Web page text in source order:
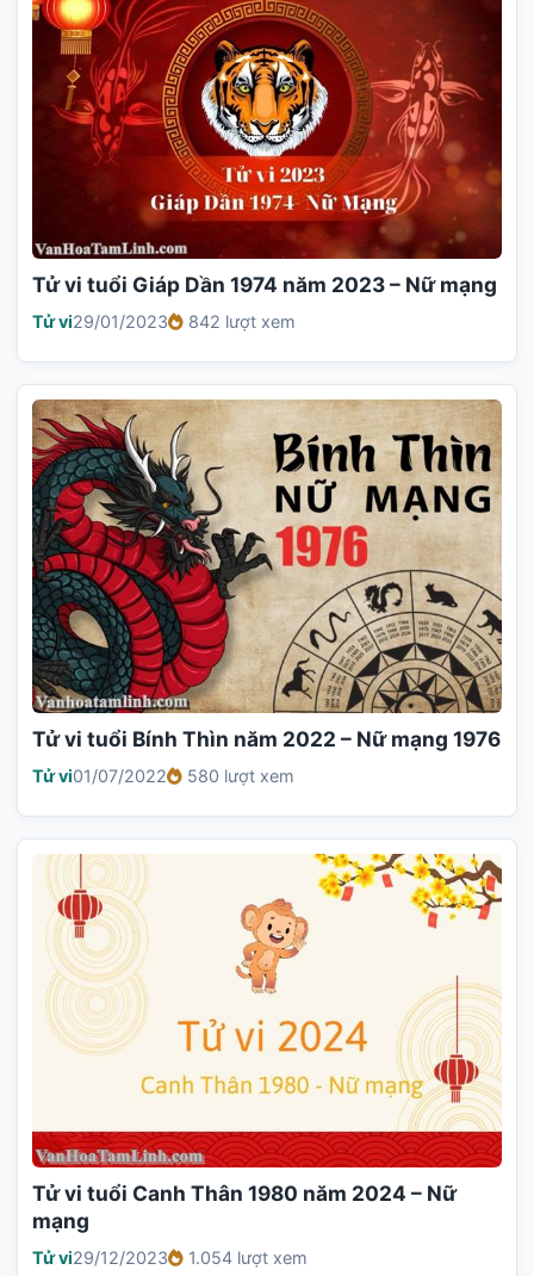
Tử vi tuổi Giáp Dần 1974 năm 2023 – Nữ mạng
Tử vi29/01/2023 842 lượt xem
Tử vi tuổi Bính Thìn năm 2022 – Nữ mạng 1976
Tử vi01/07/2022 580 lượt xem
Tử vi tuổi Canh Thân 1980 năm 2024 – Nữ
mạng
Tử vi29/12/2023 1.054 lượt xem